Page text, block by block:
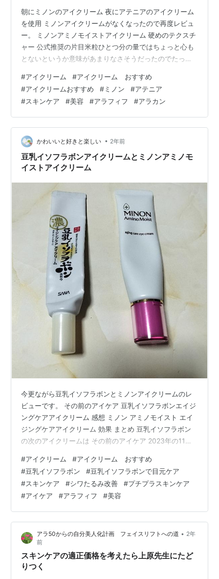
朝にミノンのアイクリーム 夜にアテニアのアイクリーム
を使用 ミノンアイクリームがなくなったので再度レビュ
ー。 ミノンアミノモイストアイクリーム 硬めのテクスチ
ャー 公式推奨の片目米粒ひとつ分の量ではちょっと心も
とないというか意味があまりなさそうだったのでたっぷ
きにもレビューしましたが、あまり効果感じられません
でした。塗らないより塗ったほうがマシと言う感じで
す。それが効果と言われればそうなのかも。。予防なら
OKだと思います。ナイアシンアミドは即効性ないからね
ー。だったらもっとプチプラで医薬部外品でいいような
気がします。 アテニア アイクリーム …
#アイクリーム #アイクリーム おすすめ
#アイクリームおすすめ #ミノン #アテニア
#スキンケア #美容 #アラフィフ #アラカン
かわいいと好きと楽しい • 2年前
豆乳イソフラボンアイクリームとミノンアミノモ
イストアイクリーム
今更ながら豆乳イソフラボンとミノンアイクリームのレ
ビューです。 その前のアイケア 豆乳イソフラボンエイジ
ングケアアイクリーム 感想 ミノン アミノモイスト エイ
ジングケアアイクリーム 効果 まとめ 豆乳イソフラボン
の次のアイクリームは その前のアイケア 2023年の11月
効果があったんだけどやめるとシワ・たるみ復活。。。
その後 VTアイクリームはやはり針状のものを肌にいれる
のが怖くなって中止。（アイクリームは痛みがなく針入
ってますか？って感じではあります） ワンバイコーセー
セラムシールドのお試しを使ってそこまで効果？？ 韓国
コスメのペプチ…
#アイクリーム #アイクリーム おすすめ
#豆乳イソフラボン #豆乳イソフラボンで目元ケア
#スキンケア #シワたるみ改善 #プチプラスキンケア
#アイケア #アラフィフ #美容
アラ50からの自分美人化計画 フェイスリフトへの道 • 2年
前
スキンケアの適正価格を考えたら上原先生にたど
りつく